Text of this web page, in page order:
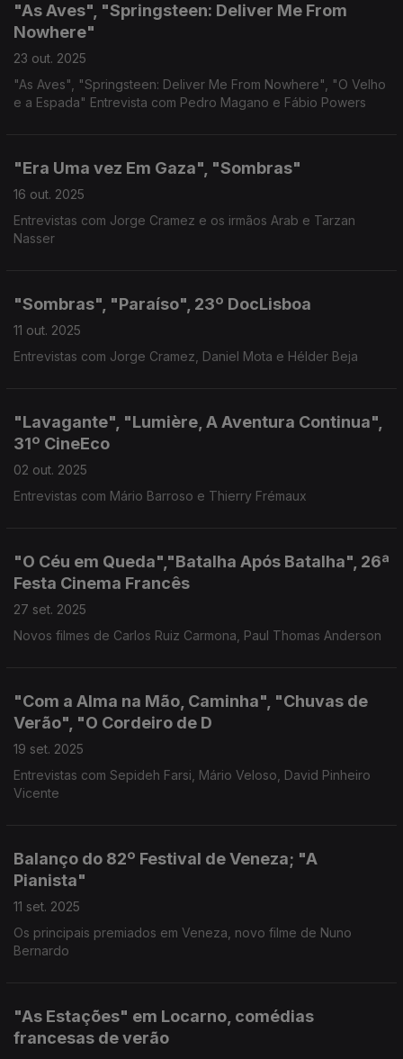
"As Aves", "Springsteen: Deliver Me From
Nowhere"
23 out. 2025
"As Aves", "Springsteen: Deliver Me From Nowhere", "O Velho
e a Espada" Entrevista com Pedro Magano e Fábio Powers
"Era Uma vez Em Gaza", "Sombras"
16 out. 2025
Entrevistas com Jorge Cramez e os irmãos Arab e Tarzan
Nasser
"Sombras", "Paraíso", 23º DocLisboa
11 out. 2025
Entrevistas com Jorge Cramez, Daniel Mota e Hélder Beja
"Lavagante", "Lumière, A Aventura Continua",
31º CineEco
02 out. 2025
Entrevistas com Mário Barroso e Thierry Frémaux
"O Céu em Queda","Batalha Após Batalha", 26ª
Festa Cinema Francês
27 set. 2025
Novos filmes de Carlos Ruiz Carmona, Paul Thomas Anderson
"Com a Alma na Mão, Caminha", "Chuvas de
Verão", "O Cordeiro de D
19 set. 2025
Entrevistas com Sepideh Farsi, Mário Veloso, David Pinheiro
Vicente
Balanço do 82º Festival de Veneza; "A
Pianista"
11 set. 2025
Os principais premiados em Veneza, novo filme de Nuno
Bernardo
"As Estações" em Locarno, comédias
francesas de verão